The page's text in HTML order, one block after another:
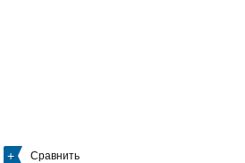
Сравнить